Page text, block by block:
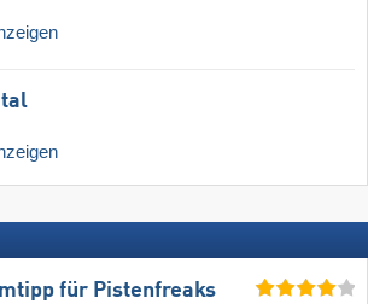
für Pistenfreaks